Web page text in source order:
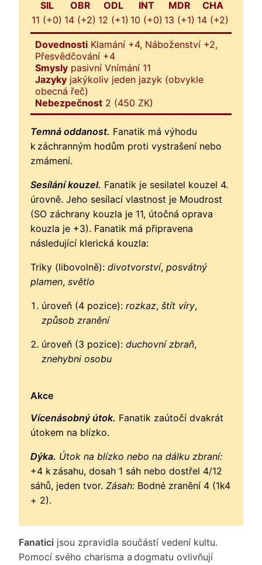
SIL
11 (+0)
OBR
14 (+2)
ODL
12 (+1)
INT
10 (+0)
MDR
13 (+1)
CHA
14 (+2)
Dovednosti Klamání +4, Náboženství +2,
Přesvědčování +4
Smysly pasivní Vnímání 11
Jazyky jakýkoliv jeden jazyk (obvykle
obecná řeč)
Nebezpečnost 2 (450 ZK)
Temná oddanost. Fanatik má výhodu
k záchranným hodům proti vystrašení nebo
zmámení.
Sesílání kouzel. Fanatik je sesilatel kouzel 4.
úrovně. Jeho sesílací vlastnost je Moudrost
(SO záchrany kouzla je 11, útočná oprava
kouzla je +3). Fanatik má připravena
následující klerická kouzla:
Triky (libovolně): divotvorství, posvátný
plamen, světlo
úroveň (4 pozice):rozkaz,štít víry,
způsob zranění
úroveň (3 pozice):duchovní zbraň,
znehybni osobu
Akce
Vícenásobný útok. Fanatik zaútočí dvakrát
útokem na blízko.
Dýka. Útok na blízko nebo na dálku zbraní:
+4 k zásahu, dosah 1 sáh nebo dostřel 4/12
sáhů, jeden tvor. Zásah: Bodné zranění 4 (1k4
+ 2).
Fanatici jsou zpravidla součástí vedení kultu.
Pomocí svého charisma a dogmatu ovlivňují